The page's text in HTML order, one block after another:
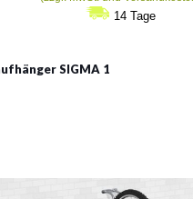
bis
14 Tage
SIGMA 1